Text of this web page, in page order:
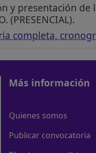
y presentación de
(PRESENCIAL).
completa,
Más información
Quienes somos
Publicar convocatoria